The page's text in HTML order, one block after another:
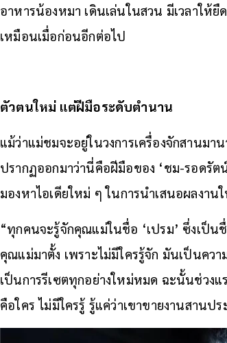
อาหารน้องหมา เดินเล่นในสวน มีเวลาให้
เหมือนเมื่อก่อนอีกต่อไป
ตัวตนใหม่ แต่ฝีมือระดับตำนาน
แม้ว่าแม่ชมจะอยู่ในวงการเครื่องจักสานม
ปรากฏออกมาว่านี่คือฝีมือของ ‘ชม-รอดรัต
มองหาไอเดียใหม่ ๆ ในการนำเสนอผลงา
“ทุกคนจะรู้จักคุณแม่ในชื่อ ‘เปรม’ ซึ่งเป็น
คุณแม่มาตั้ง เพราะไม่มีใครรู้จัก มันเป็นคว
เป็นการรีเซตทุกอย่างใหม่หมด ฉะนั้นช่วง
คือใคร ไม่มีใครรู้ รู้แค่ว่าเขาขายงานสาน